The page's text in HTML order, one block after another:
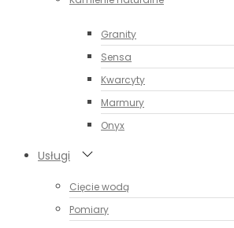
Granity
Sensa
Kwarcyty
Marmury
Onyx
Usługi
Cięcie wodą
Pomiary